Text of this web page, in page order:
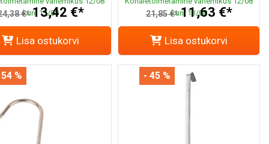
kuni 13/08
€* 13,42 €*
Lisa ostukorvi
kuni 13/08
21,85 €* 11,63 €*
Lisa ostukorvi
% - 45 %